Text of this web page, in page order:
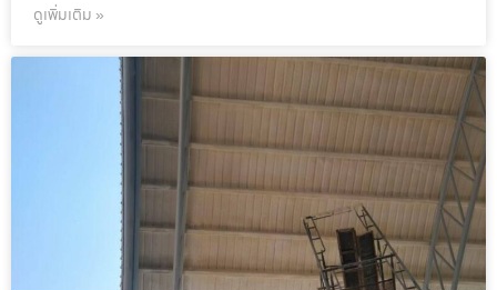
ดูเพิ่มเติม »